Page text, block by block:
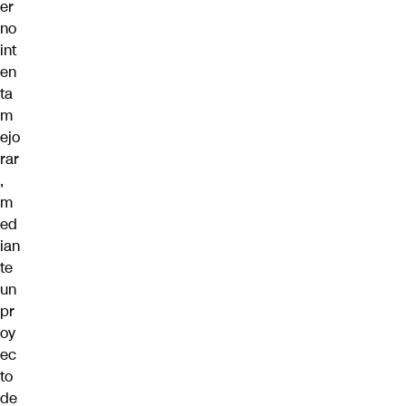
er
no
int
en
ta
m
ejo
rar
,
m
ed
ian
te
un
pr
oy
ec
to
de